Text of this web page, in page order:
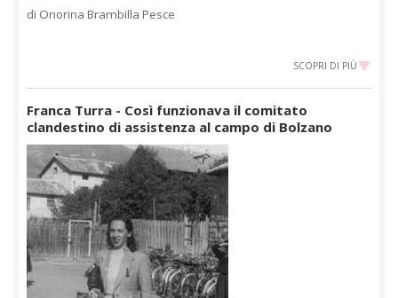
di Onorina Brambilla Pesce
SCOPRI DI PIÙ
Franca Turra - Così funzionava il comitato
clandestino di assistenza al campo di Bolzano